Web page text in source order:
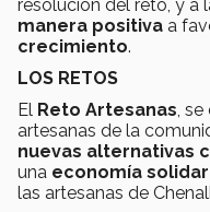
resolución del reto, y a
manera positiva a
crecimiento.
LOS RETOS
El Reto Artesanas ,
artesanas de la
nuevas alternativas
una economía
las artesanas de